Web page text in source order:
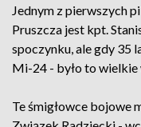
Jednym z pierwszych
Pruszcza jest kpt.
spoczynku, ale gdy 35
Mi-24 - było to wielkie
Te śmigłowce bojowe